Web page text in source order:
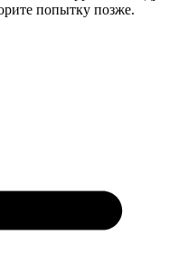
попытку позже.